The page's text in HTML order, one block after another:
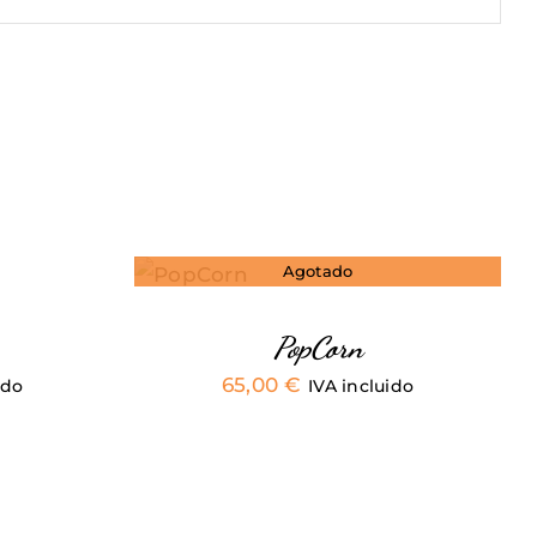
Agotado
VISTA
RÁPIDA
PopCorn
65,00€ IVA incluido